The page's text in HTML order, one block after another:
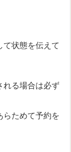
状態を伝えて
れる場合は必ず
らためて予約を